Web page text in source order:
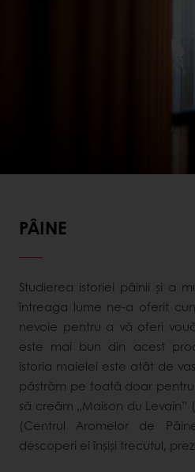
PÂINE
Studierea istoriei pâinii și a
întreaga lume ne-a oferit
nevoie pentru a vă oferi
este mai bun din acest
istoria maielei este atât de
păstrăm pe toată doar
să creăm „Maison du Levain”
(Centrul Aromelor de
descoperi ei înșiși trecutul,